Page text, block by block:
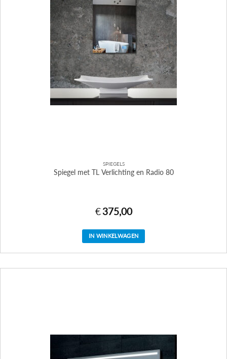
SPIEGELS
Spiegel met TL Verlichting en Radio 80
€ 375,00
IN WINKELWAGEN